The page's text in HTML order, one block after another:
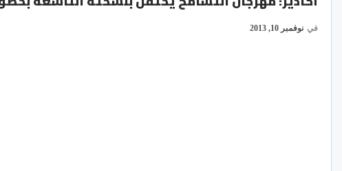
في نوفمبر 10, 2013